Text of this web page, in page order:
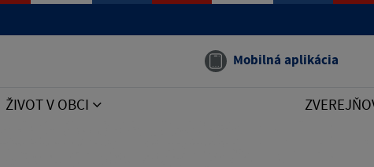
Mobilná aplikácia
ŽIVOT V OBCI